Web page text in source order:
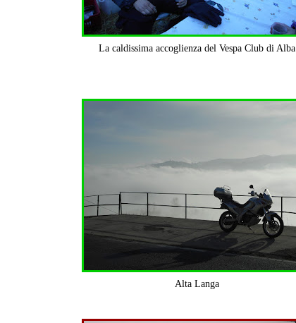
La caldissima accoglienza del Vespa Club di Alba
Alta Langa